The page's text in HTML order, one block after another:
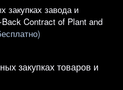
закупках завода и
Contract of Plant and
закупках товаров и